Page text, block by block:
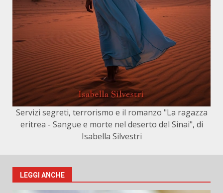
Servizi segreti, terrorismo e il romanzo "La ragazza
eritrea - Sangue e morte nel deserto del Sinai", di
Isabella Silvestri
LEGGI ANCHE